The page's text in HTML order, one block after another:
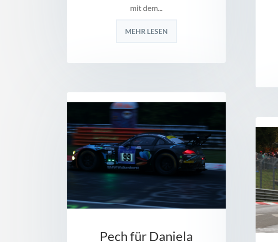
mit dem...
MEHR LESEN
Pech für Daniela